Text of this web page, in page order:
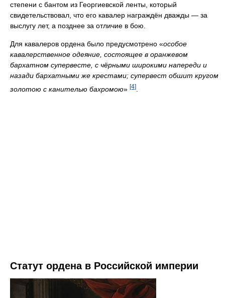
степени с бантом из Георгиевской ленты, который
свидетельствовал, что его кавалер награждён дважды — за
выслугу лет, а позднее за отличие в бою.
Для кавалеров ордена было предусмотрено «особое
кавалерственное одеяние, состоящее в оранжевом
бархатном супервесте, с чёрными широкими напереди и
назади бархатными же крестами; супервест обшит кругом
золотою с канителью бахромою» [4]
Статут ордена в Российской империи